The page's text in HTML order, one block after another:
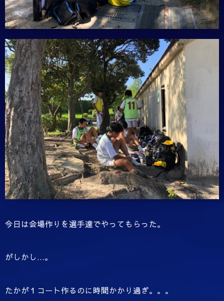
今日は会場作りを選手達でやってもらった。
がしかし…。
たかが１コート作るのに時間かかり過ぎ。。。